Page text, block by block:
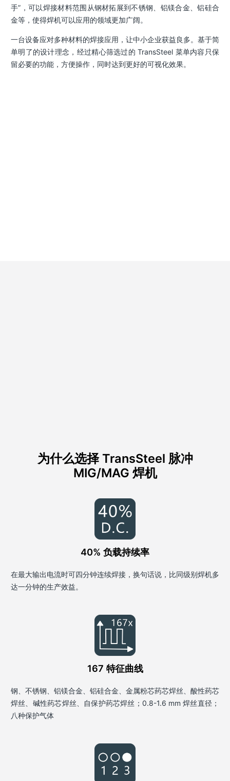
手”，可以焊接材料范围从钢材拓展到不锈钢、铝镁合金、铝硅合
金等，使得焊机可以应用的领域更加广阔。
一台设备应对多种材料的焊接应用，让中小企业获益良多。基于简
单明了的设计理念，经过精心筛选过的 TransSteel 菜单内容只保
留必要的功能，方便操作，同时达到更好的可视化效果。
为什么选择 TransSteel 脉冲
MIG/MAG 焊机
40% 负载持续率
在最大输出电流时可四分钟连续焊接，换句话说，比同级别焊机多
达一分钟的生产效益。
167 特征曲线
钢、不锈钢、铝镁合金、铝硅合金、金属粉芯药芯焊丝、酸性药芯
焊丝、碱性药芯焊丝、自保护药芯焊丝；0.8-1.6 mm 焊丝直径；
八种保护气体